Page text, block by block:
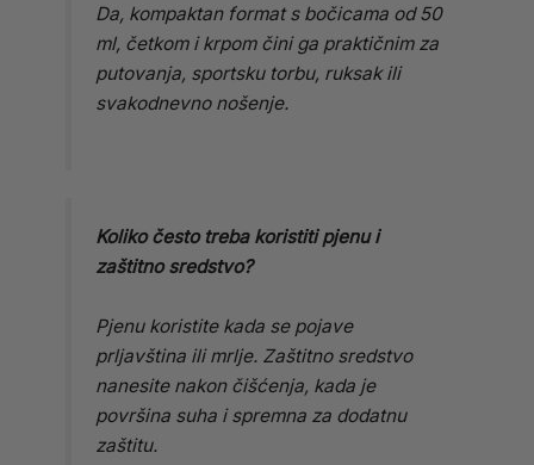
Da, kompaktan format s bočicama od 50
ml, četkom i krpom čini ga praktičnim za
putovanja, sportsku torbu, ruksak ili
svakodnevno nošenje.
Koliko često treba koristiti pjenu i
zaštitno sredstvo?
Pjenu koristite kada se pojave
prljavština ili mrlje. Zaštitno sredstvo
nanesite nakon čišćenja, kada je
površina suha i spremna za dodatnu
zaštitu.